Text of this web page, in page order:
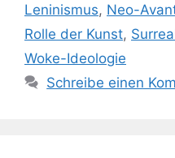
Leninismus, Neo-
Rolle der Kunst,
Woke-Ideologie
Schreibe einen